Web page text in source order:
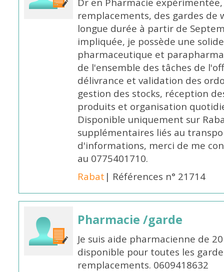
remplacements, des gardes de
longue durée à partir de
impliquée, je possède une
pharmaceutique et
de l'ensemble des tâches de
délivrance et validation des
gestion des stocks, réception
produits et organisation
Disponible uniquement sur
supplémentaires liés au
d'informations, merci de me
au 0775401710.
Rabat | Références n° 21714
Pharmacie /garde
Je suis aide pharmacienne de
disponible pour toutes les
remplacements. 0609418632